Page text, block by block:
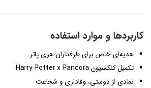
کاربردها و موارد استفاده
هدیه‌ای خاص برای طرفداران هری پاتر
تکمیل کلکسیون Harry Potter x Pandora
نمادی از دوستی، وفاداری و شجاعت